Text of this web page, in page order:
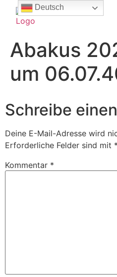
Abakus
um
Schreibe
Deine E-Mail-Adresse wird
Erforderliche Felder sind mit *
Kommentar *
Deutsch